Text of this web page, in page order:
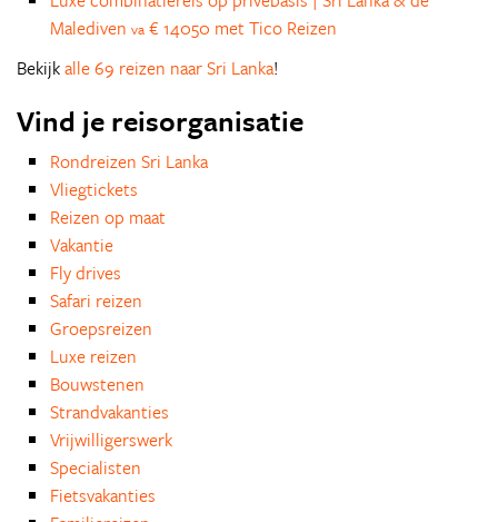
Malediven va € 14050 met Tico Reizen
Bekijkalle 69 reizen naar Sri Lanka!
Vind je reisorganisatie
Rondreizen Sri Lanka
Vliegtickets
Reizen op maat
Vakantie
Fly drives
Safari reizen
Groepsreizen
Luxe reizen
Bouwstenen
Strandvakanties
Vrijwilligerswerk
Specialisten
Fietsvakanties